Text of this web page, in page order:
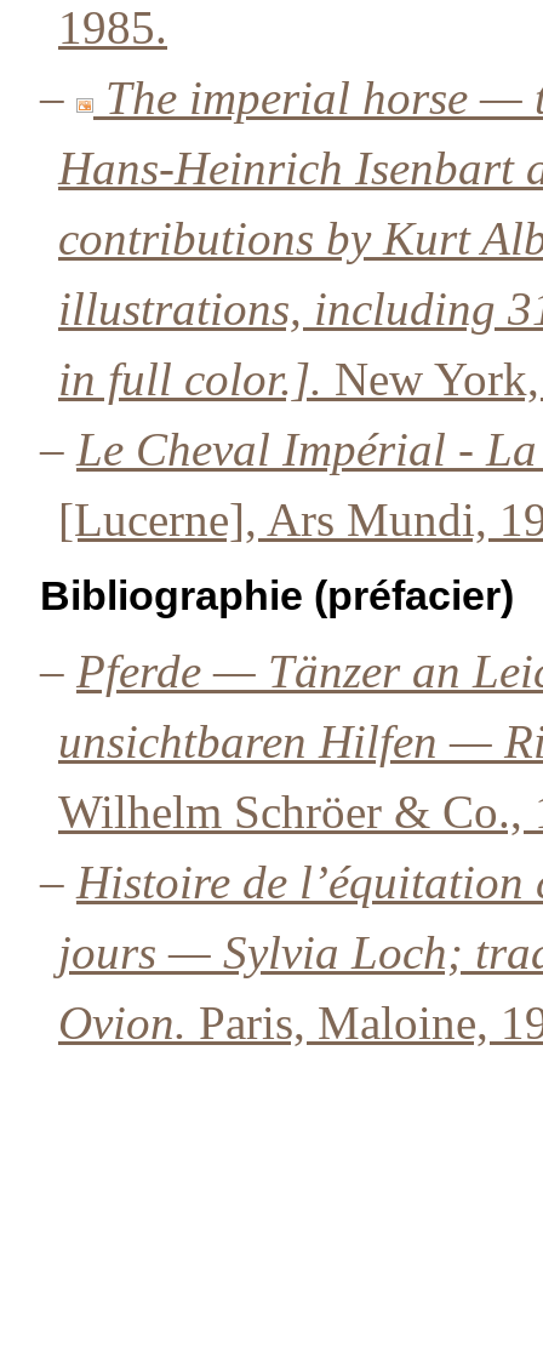
1985.
–
The imperial horse —
Hans-Heinrich
contributions by Kurt
illustrations, including
in full color.]. New
– Le Cheval Impérial -
[Lucerne], Ars Mundi,
Bibliographie (préfacier)
– Pferde — Tänzer an
unsichtbaren Hilfen —
Wilhelm Schröer & Co.,
– Histoire de l’équitation
jours — Sylvia Loch;
Ovion. Paris, Maloine,